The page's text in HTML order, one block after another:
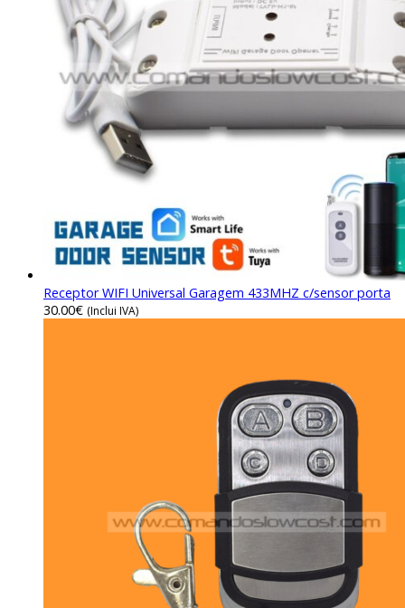
Receptor WIFI Universal Garagem 433MHZ c/sensor porta
30.00€ (Inclui IVA)